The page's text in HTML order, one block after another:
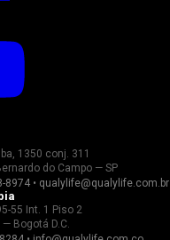
1350 conj. 311
do Campo — SP
8974 • qualylife@qualylife.com.br
55 Int. 1 Piso 2
Bogotá D.C.